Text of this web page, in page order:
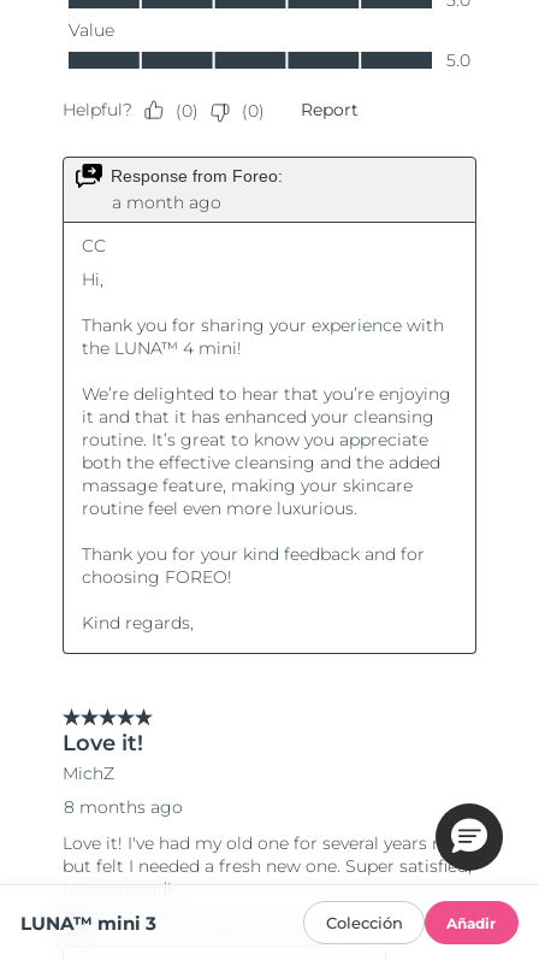
LUNA™ mini 3 Colección Añadir